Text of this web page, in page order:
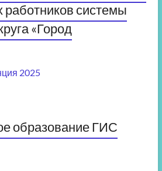
работников системы
«Город
2025
образование ГИС